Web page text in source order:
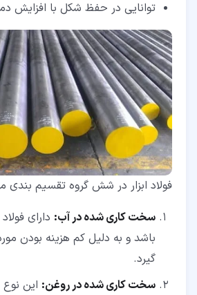
توانایی در حفظ شکل با افزایش
فولاد ابزار در شش گروه تقسیم بندی
سخت کاری شده در آب: دارای
باشد و به دلیل کم هزینه بودن
گیرد.
سخت کاری شده در روغن: این